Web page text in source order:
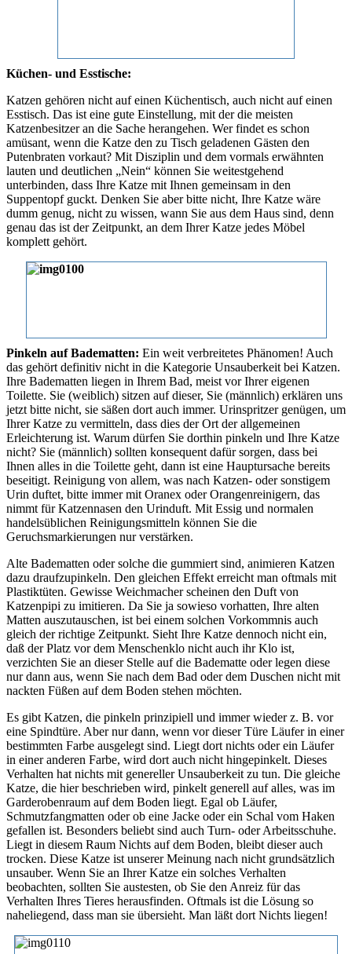
Küchen- und Esstische:
Katzen gehören nicht auf einen Küchentisch, auch nicht auf einen
Esstisch. Das ist eine gute Einstellung, mit der die meisten
Katzenbesitzer an die Sache herangehen. Wer findet es schon
amüsant, wenn die Katze den zu Tisch geladenen Gästen den
Putenbraten vorkaut? Mit Disziplin und dem vormals erwähnten
lauten und deutlichen „Nein“ können Sie weitestgehend
unterbinden, dass Ihre Katze mit Ihnen gemeinsam in den
Suppentopf guckt. Denken Sie aber bitte nicht, Ihre Katze wäre
dumm genug, nicht zu wissen, wann Sie aus dem Haus sind, denn
genau das ist der Zeitpunkt, an dem Ihrer Katze jedes Möbel
komplett gehört.
Pinkeln auf Badematten: Ein weit verbreitetes Phänomen! Auch
das gehört definitiv nicht in die Kategorie Unsauberkeit bei Katzen.
Ihre Badematten liegen in Ihrem Bad, meist vor Ihrer eigenen
Toilette. Sie (weiblich) sitzen auf dieser, Sie (männlich) erklären uns
jetzt bitte nicht, sie säßen dort auch immer. Urinspritzer genügen, um
Ihrer Katze zu vermitteln, dass dies der Ort der allgemeinen
Erleichterung ist. Warum dürfen Sie dorthin pinkeln und Ihre Katze
nicht? Sie (männlich) sollten konsequent dafür sorgen, dass bei
Ihnen alles in die Toilette geht, dann ist eine Hauptursache bereits
beseitigt. Reinigung von allem, was nach Katzen- oder sonstigem
Urin duftet, bitte immer mit Oranex oder Orangenreinigern, das
nimmt für Katzennasen den Urinduft. Mit Essig und normalen
handelsüblichen Reinigungsmitteln können Sie die
Geruchsmarkierungen nur verstärken.
Alte Badematten oder solche die gummiert sind, animieren Katzen
dazu draufzupinkeln. Den gleichen Effekt erreicht man oftmals mit
Plastiktüten. Gewisse Weichmacher scheinen den Duft von
Katzenpipi zu imitieren. Da Sie ja sowieso vorhatten, Ihre alten
Matten auszutauschen, ist bei einem solchen Vorkommnis auch
gleich der richtige Zeitpunkt. Sieht Ihre Katze dennoch nicht ein,
daß der Platz vor dem Menschenklo nicht auch ihr Klo ist,
verzichten Sie an dieser Stelle auf die Badematte oder legen diese
nur dann aus, wenn Sie nach dem Bad oder dem Duschen nicht mit
nackten Füßen auf dem Boden stehen möchten.
Es gibt Katzen, die pinkeln prinzipiell und immer wieder z. B. vor
eine Spindtüre. Aber nur dann, wenn vor dieser Türe Läufer in einer
bestimmten Farbe ausgelegt sind. Liegt dort nichts oder ein Läufer
in einer anderen Farbe, wird dort auch nicht hingepinkelt. Dieses
Verhalten hat nichts mit genereller Unsauberkeit zu tun. Die gleiche
Katze, die hier beschrieben wird, pinkelt generell auf alles, was im
Garderobenraum auf dem Boden liegt. Egal ob Läufer,
Schmutzfangmatten oder ob eine Jacke oder ein Schal vom Haken
gefallen ist. Besonders beliebt sind auch Turn- oder Arbeitsschuhe.
Liegt in diesem Raum Nichts auf dem Boden, bleibt dieser auch
trocken. Diese Katze ist unserer Meinung nach nicht grundsätzlich
unsauber. Wenn Sie an Ihrer Katze ein solches Verhalten
beobachten, sollten Sie austesten, ob Sie den Anreiz für das
Verhalten Ihres Tieres herausfinden. Oftmals ist die Lösung so
naheliegend, dass man sie übersieht. Man läßt dort Nichts liegen!